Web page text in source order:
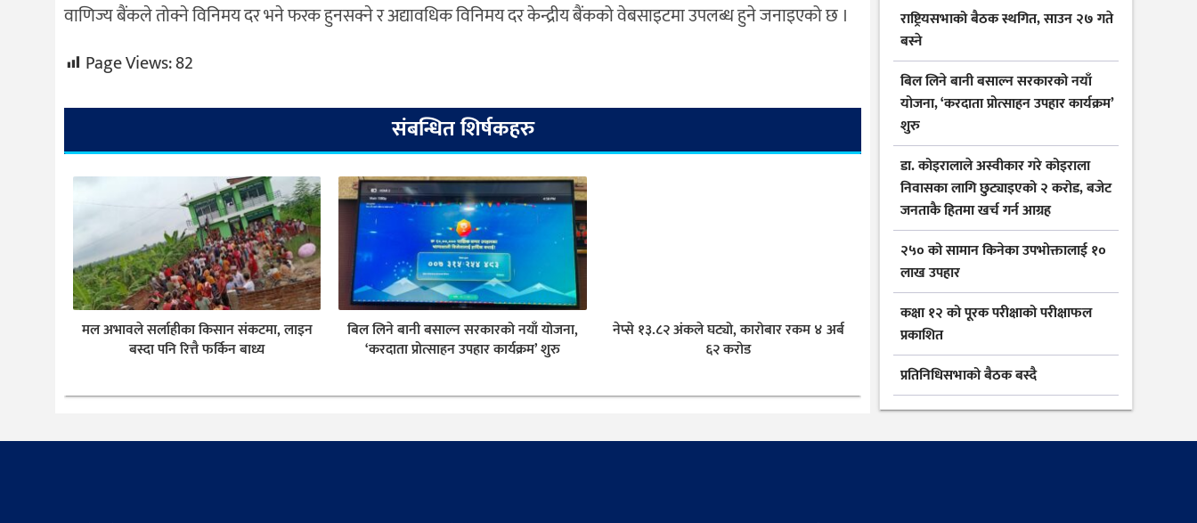
वाणिज्य बैंकले तोक्ने विनिमय दर भने फरक हुनसक्ने र अद्यावधिक विनिमय दर केन्द्रीय बैंकको वेबसाइटमा उपलब्ध हुने जनाइएको छ ।
Page Views:82
संबन्धित शिर्षकहरु
मल अभावले सर्लाहीका किसान संकटमा, लाइन
बस्दा पनि रित्तै फर्किन बाध्य
बिल लिने बानी बसाल्न सरकारको नयाँ योजना,
‘करदाता प्रोत्साहन उपहार कार्यक्रम’ शुरु
नेप्से १३.८२ अंकले घट्यो, कारोबार रकम ४ अर्ब
६२ करोड
राष्ट्रियसभाको बैठक स्थगित, साउन २७ गते
बस्ने
बिल लिने बानी बसाल्न सरकारको नयाँ
योजना, ‘करदाता प्रोत्साहन उपहार कार्यक्रम’
शुरु
डा. कोइरालाले अस्वीकार गरे कोइराला
निवासका लागि छुट्याइएको २ करोड, बजेट
जनताकै हितमा खर्च गर्न आग्रह
२५० को सामान किनेका उपभोक्तालाई १०
लाख उपहार
कक्षा १२ को पूरक परीक्षाको परीक्षाफल
प्रकाशित
प्रतिनिधिसभाको बैठक बस्दै